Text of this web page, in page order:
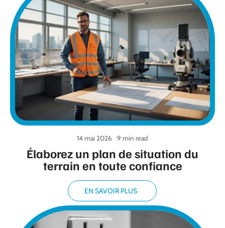
Élaborez un plan de situation du
terrain en toute confiance
14 mai 2026 9 min read
EN SAVOIR PLUS